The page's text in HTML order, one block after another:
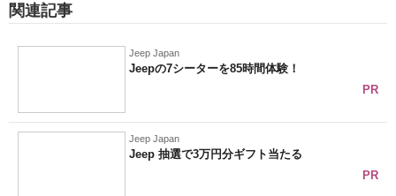
関連記事
Jeep Japan
Jeepの7シーターを85時間体験！
PR
Jeep Japan
Jeep 抽選で3万円分ギフト当たる
PR